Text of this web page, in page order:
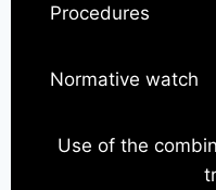
Procedures
Normative watch
Use of the